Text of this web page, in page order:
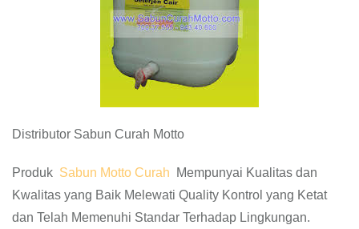
Distributor Sabun Curah Motto
Produk Sabun Motto Curah
Mempunyai Kualitas dan
Kwalitas yang Baik Melewati Quality Kontrol yang Ketat
dan Telah Memenuhi Standar Terhadap Lingkungan.